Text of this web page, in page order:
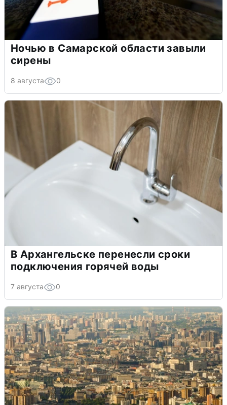
Ночью в Самарской области завыли
сирены
8 августа 0
В Архангельске перенесли сроки
подключения горячей воды
7 августа 0